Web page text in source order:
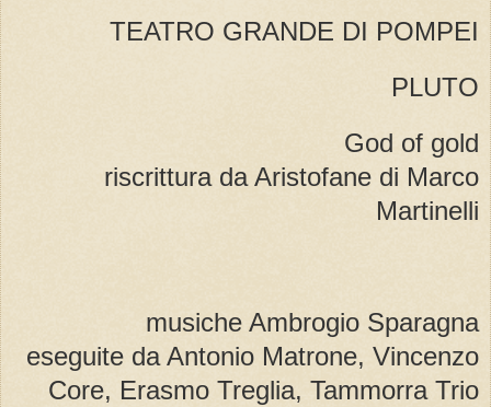
TEATRO GRANDE DI POMPEI
PLUTO
God of gold
riscrittura da Aristofane di Marco
Martinelli
musiche Ambrogio Sparagna
eseguite da Antonio Matrone, Vincenzo
Core, Erasmo Treglia, Tammorra Trio